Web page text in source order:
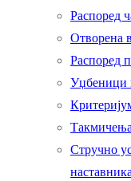
Распоред
Отворена
Распоред
Уџбеници
Стручно
наставника